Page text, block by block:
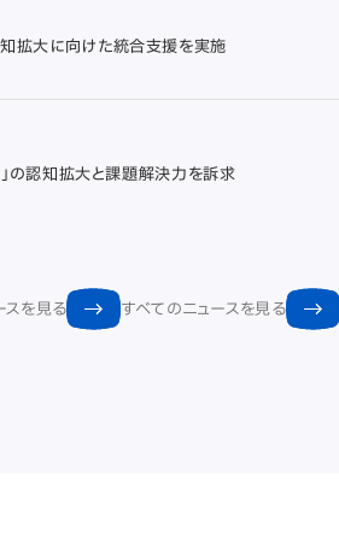
知拡大に向けた統合支援を実施
の認知拡大と課題解決力を訴求
スを見る すべてのニュースを見る